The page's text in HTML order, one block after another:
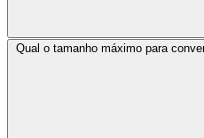
Qual o tamanho máximo para